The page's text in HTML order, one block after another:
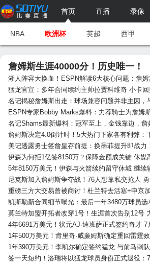
首页 直播 录像
NBA 欧洲杯 英超 西甲
詹姆斯生涯40000分！历史唯一！
湖人阵容大换血！ESPN解读6大核心问题：詹
猛龙官宣：多年合同续约主帅拉贾科维奇 小卡
名记揭秘詹姆斯出走：球场兼容问题并非主因，
是真正导火索
ESPN专家Bobby Marks爆料：力荐骑士为詹姆
家乡情怀加分
名记Shams最新爆料：冠军至上，金钱靠边，
詹姆斯决定4.0倒计时！5大热门下家各有利弊：
美记透露勇士签詹皇存前提：换墨菲提升即战力
伊森为何拒1亿签8150万？保障金额成关键 休媒
5年8150万美元！伊森与火箭续约留守休城 继续
尼克斯加入詹姆斯争夺战！76人想靠私交抢人
重磅三方大交易曾被商讨！杜兰特去活塞+申京
凯斯勒新合同细节曝光：最后一年3480万球员
莫兰特加盟开拓者改穿1号！生涯首次告别12号
4年6691万美元！状元AJ·迪班萨正式签约奇才 7
1年500万美元！肯里奇·威廉姆斯确定重回雷霆
冠
1年390万美元！李凯尔确定签约猛龙 与前马刺
签一天短约！洛瑞将以猛龙球员身份正式退役：